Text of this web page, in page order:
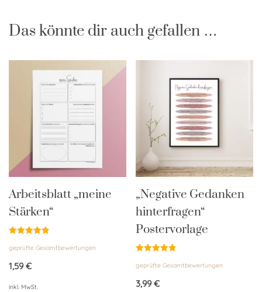
Das könnte dir auch gefallen …
Arbeitsblatt „meine
Stärken“
mit
von 5
geprüfte Gesamtbewertungen
1,59€
inkl. MwSt.
„Negative Gedanken
hinterfragen“
Postervorlage
mit
von 5
geprüfte Gesamtbewertungen
3,99€